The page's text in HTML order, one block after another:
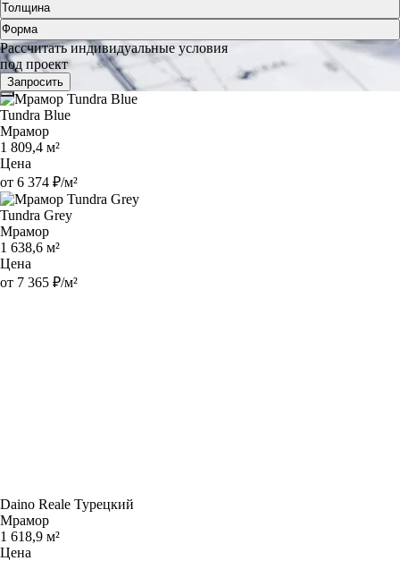
Толщина
Форма
Рассчитать индивидуальные условия
под проект
Запросить
Tundra Blue
Мрамор
1 809,4 м²
Цена
от 6 374 ₽/м²
Tundra Grey
Мрамор
1 638,6 м²
Цена
от 7 365 ₽/м²
Daino Reale Турецкий
Мрамор
1 618,9 м²
Цена